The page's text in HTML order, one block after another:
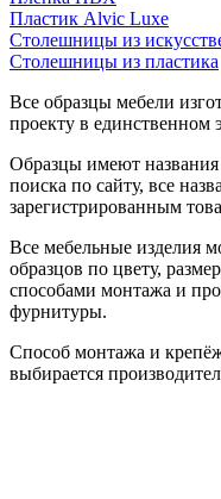
Пластик Alvic Luxe
Столешницы из
Столешницы из пластика
Все образцы мебели
проекту в единственном
Образцы имеют названия
поиска по сайту, все
зарегистрированным
Все мебельные изделия
образцов по цвету,
способами монтажа и
фурнитуры.
Способ монтажа и
выбирается